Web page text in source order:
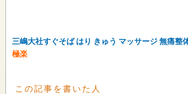
三嶋大社すぐそば はり きゅう マッサージ 無痛整
極楽
この記事を書いた人